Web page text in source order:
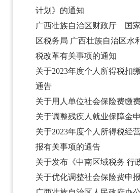
计划》的通知
广西壮族自治区财政厅 国
区税务局 广西壮族自治区水
税改革有关事项的通知
关于2023年度个人所得税扣
通告
关于用人单位社会保险费缴
关于调整残疾人就业保障金
关于2023年度个人所得税经
报有关事项的通告
关于发布《中南区域税务 行
关于优化调整社会保险费申